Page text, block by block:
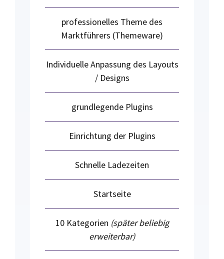
professionelles Theme des
Marktführers (Themeware)
Individuelle Anpassung des Layouts
/ Designs
grundlegende Plugins
Einrichtung der Plugins
Schnelle Ladezeiten
Startseite
10 Kategorien (später beliebig
erweiterbar)